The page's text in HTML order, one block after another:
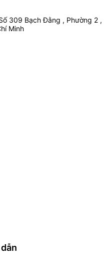
309 Bạch Đằng , Phường 2 ,
Minh